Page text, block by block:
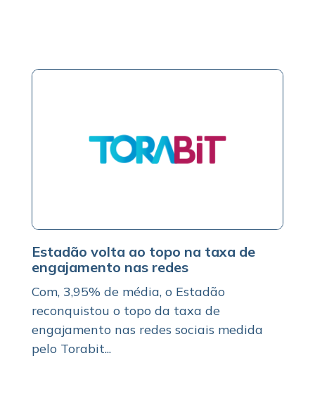
Estadão volta ao topo na taxa de
engajamento nas redes
Com, 3,95% de média, o Estadão
reconquistou o topo da taxa de
engajamento nas redes sociais medida
pelo Torabit...